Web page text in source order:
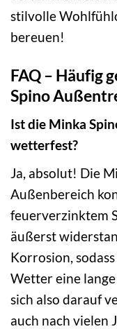
stilvolle
bereuen!
FAQ – Häufig
Spino
Ist die Minka
wetterfest?
Ja, absolut! Die
Außenbereich
feuerverzinktem
äußerst
Korrosion,
Wetter eine
sich also darauf
auch nach vielen